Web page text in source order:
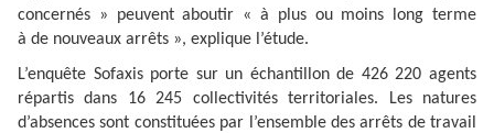
concernés » peuvent aboutir « à plus ou moins long terme
à de nouveaux arrêts », explique l’étude.
L’enquête Sofaxis porte sur un échantillon de 426 220 agents
répartis dans 16 245 collectivités territoriales. Les natures
d’absences sont constituées par l’ensemble des arrêts de travail